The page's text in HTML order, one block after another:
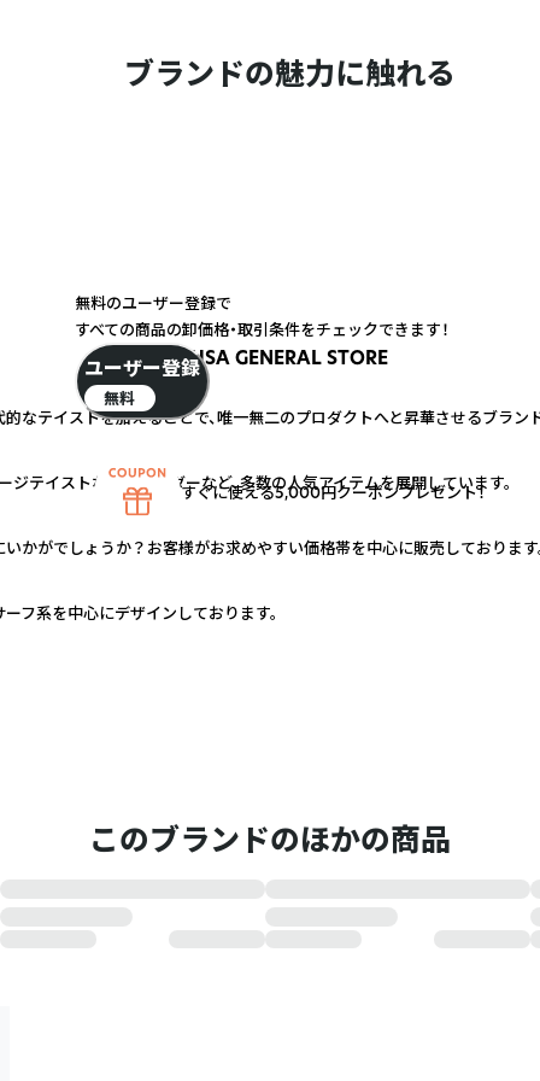
ブランドの魅力に触れる
USA GENERAL STORE
なテイストを加えることで、唯一無二のプロダクトへと昇華させるブラン
テイストなキーホルダーなど、多数の人気アイテムを展開しています。
かがでしょうか？お客様がお求めやすい価格帯を中心に販売しております
フ系を中心にデザインしております。
このブランドのほかの商品
無料のユーザー登録で
すべての商品の卸価格・取引条件をチェックできます！
ユーザー登録
無料
すぐに使える5,000円クーポンプレゼント！